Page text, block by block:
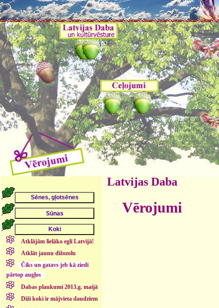
Atklājām lielāko egli Latvijā!
Atklāt jaunu dižozolu
Čiks un gatavs jeb kā ziedi
pārtop augļos
Dabas plaukumi 2013.g. maijā
Diži koki ir mājvieta daudziem
Latvijas Daba
Vērojumi